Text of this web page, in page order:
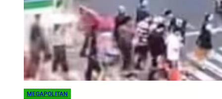
MEGAPOLITAN